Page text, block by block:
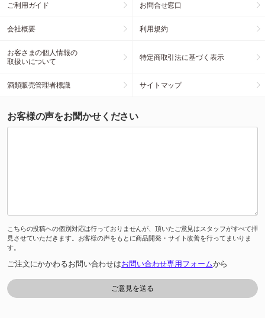
ご利用ガイド お問合せ窓口
会社概要 利用規約
お客さまの個人情報の
取扱いについて
特定商取引法に基づく表示
酒類販売管理者標識 サイトマップ
お客様の声をお聞かせください
こちらの投稿への個別対応は行っておりませんが、頂いたご意見はスタッフがすべて拝
見させていただきます。お客様の声をもとに商品開発・サイト改善を行ってまいりま
す。
ご注文にかかわるお問い合わせはお問い合わせ専用フォームから